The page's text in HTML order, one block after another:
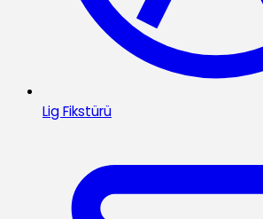
Lig Fikstürü